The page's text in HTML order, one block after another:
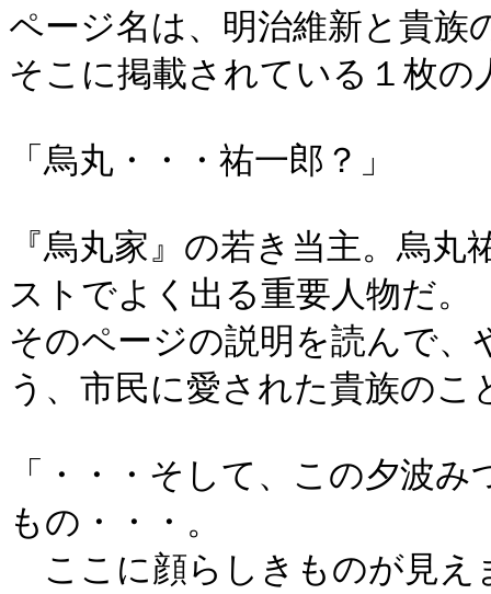
ページ名は、明治維新と貴族
そこに掲載されている１枚の
「烏丸・・・祐一郎？」
『烏丸家』の若き当主。烏
ストでよく出る重要人物だ。
そのページの説明を読んで
う、市民に愛された貴族のこ
「・・・そして、この夕波
もの・・・。
ここに顔らしきものが見え